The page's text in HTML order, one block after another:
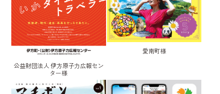
公益財団法人 伊方原子力広報セン
ター様
愛南町様